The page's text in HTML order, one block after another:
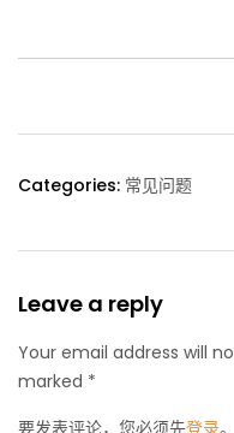
Categories: 常见问题
Leave a reply
Your email address will
marked *
要发表评论，您必须先登录。